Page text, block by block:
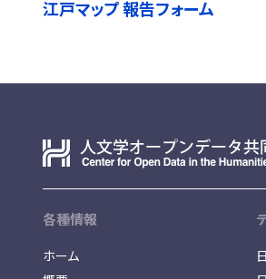
江戸マップ 報告フォーム
各種情報
ホーム